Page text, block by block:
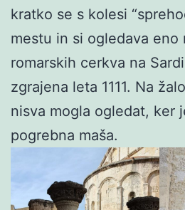
kratko se s kolesi
mestu in si ogledava eno
romarskih cerkva na
zgrajena leta 1111. Na
nisva mogla ogledat, ker
pogrebna maša.